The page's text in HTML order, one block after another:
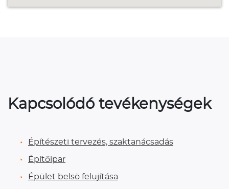
Kapcsolódó tevékenységek
Építészeti tervezés, szaktanácsadás
Építőipar
Épület belsö felujítása